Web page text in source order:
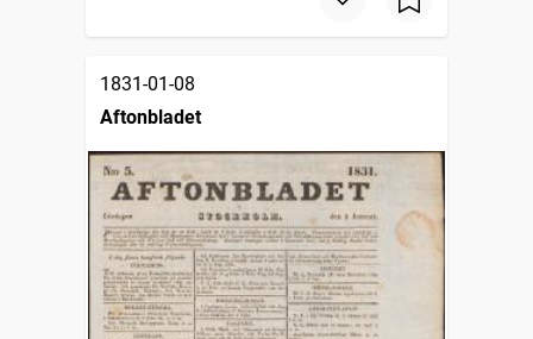
1831-01-08
Aftonbladet